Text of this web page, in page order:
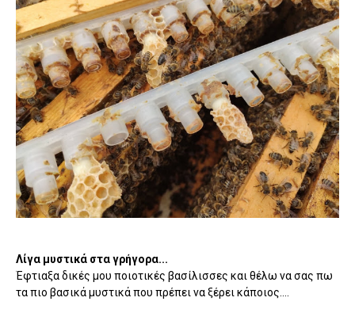
Λίγα μυστικά στα γρήγορα...
Έφτιαξα δικές μου ποιοτικές βασίλισσες και θέλω να σας πω
τα πιο βασικά μυστικά που πρέπει να ξέρει κάποιος....